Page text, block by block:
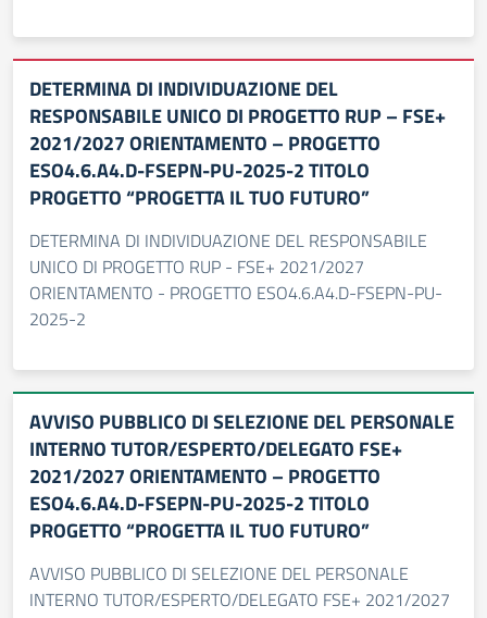
DETERMINA DI INDIVIDUAZIONE DEL
RESPONSABILE UNICO DI PROGETTO RUP – FSE+
2021/2027 ORIENTAMENTO – PROGETTO
ESO4.6.A4.D-FSEPN-PU-2025-2 TITOLO
PROGETTO “PROGETTA IL TUO FUTURO”
DETERMINA DI INDIVIDUAZIONE DEL RESPONSABILE
UNICO DI PROGETTO RUP - FSE+ 2021/2027
ORIENTAMENTO - PROGETTO ESO4.6.A4.D-FSEPN-PU-
2025-2
AVVISO PUBBLICO DI SELEZIONE DEL PERSONALE
INTERNO TUTOR/ESPERTO/DELEGATO FSE+
2021/2027 ORIENTAMENTO – PROGETTO
ESO4.6.A4.D-FSEPN-PU-2025-2 TITOLO
PROGETTO “PROGETTA IL TUO FUTURO”
AVVISO PUBBLICO DI SELEZIONE DEL PERSONALE
INTERNO TUTOR/ESPERTO/DELEGATO FSE+ 2021/2027